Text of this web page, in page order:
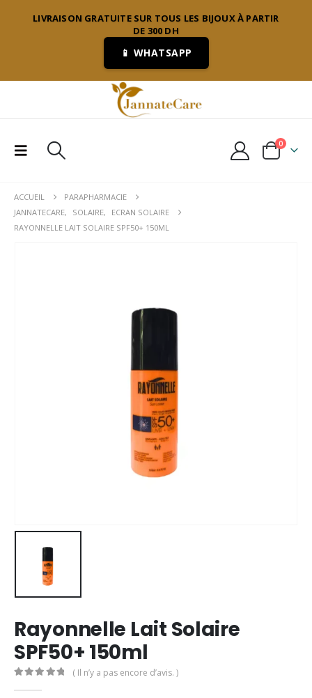
LIVRAISON GRATUITE SUR TOUS LES BIJOUX À PARTIR
DE 300 DH
📱 WHATSAPP
0
ACCUEIL
PARAPHARMACIE
JANNATECARE, SOLAIRE,
ECRAN SOLAIRE
RAYONNELLE LAIT SOLAIRE SPF50+ 150ML
Rayonnelle Lait Solaire
SPF50+ 150ml
( Il n’y a pas encore d’avis. )